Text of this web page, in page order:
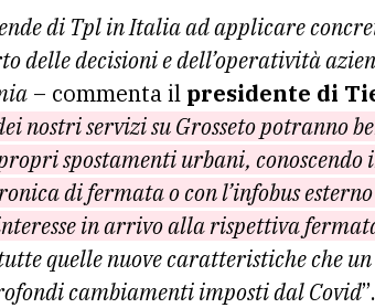
di Tpl in Italia ad applicare
delle decisioni e dell’operatività
– commenta il presidente di
nostri servizi su Grosseto potranno
spostamenti urbani,
di fermata o con l’infobus
in arrivo alla rispettiva
quelle nuove caratteristiche che
cambiamenti imposti dal Covid”.